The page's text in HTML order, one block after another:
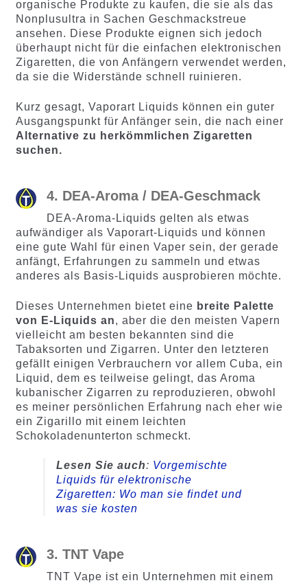
organische Produkte zu kaufen, die sie als das
Nonplusultra in Sachen Geschmackstreue
ansehen. Diese Produkte eignen sich jedoch
überhaupt nicht für die einfachen elektronischen
Zigaretten, die von Anfängern verwendet werden,
da sie die Widerstände schnell ruinieren.
Kurz gesagt, Vaporart Liquids können ein guter
Ausgangspunkt für Anfänger sein, die nach einer
Alternative zu herkömmlichen Zigaretten
suchen.
4. DEA-Aroma / DEA-Geschmack
DEA-Aroma-Liquids gelten als etwas
aufwändiger als Vaporart-Liquids und können
eine gute Wahl für einen Vaper sein, der gerade
anfängt, Erfahrungen zu sammeln und etwas
anderes als Basis-Liquids ausprobieren möchte.
Dieses Unternehmen bietet eine breite Palette
von E-Liquids an, aber die den meisten Vapern
vielleicht am besten bekannten sind die
Tabaksorten und Zigarren. Unter den letzteren
gefällt einigen Verbrauchern vor allem Cuba, ein
Liquid, dem es teilweise gelingt, das Aroma
kubanischer Zigarren zu reproduzieren, obwohl
es meiner persönlichen Erfahrung nach eher wie
ein Zigarillo mit einem leichten
Schokoladenunterton schmeckt.
Lesen Sie auch: Vorgemischte
Liquids für elektronische
Zigaretten: Wo man sie findet und
was sie kosten
3. TNT Vape
TNT Vape ist ein Unternehmen mit einem